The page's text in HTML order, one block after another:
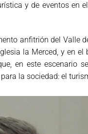
y de eventos en
anfitrión del Valle
la Merced, y en el
en este escenario
la sociedad: el